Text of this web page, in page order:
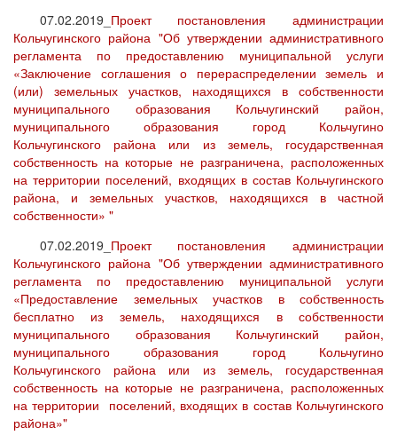
07.02.2019_ Проект постановления администрации
Кольчугинского района "Об утверждении административного
регламента по предоставлению муниципальной услуги
«Заключение соглашения о перераспределении земель и
(или) земельных участков, находящихся в собственности
муниципального образования Кольчугинский район,
муниципального образования город Кольчугино
Кольчугинского района или из земель, государственная
собственность на которые не разграничена, расположенных
на территории поселений, входящих в состав Кольчугинского
района, и земельных участков, находящихся в частной
собственности» "
07.02.2019_ Проект постановления администрации
Кольчугинского района "Об утверждении административного
регламента по предоставлению муниципальной услуги
«Предоставление земельных участков в собственность
бесплатно из земель, находящихся в собственности
муниципального образования Кольчугинский район,
муниципального образования город Кольчугино
Кольчугинского района или из земель, государственная
собственность на которые не разграничена, расположенных
на территории поселений, входящих в состав Кольчугинского
района»"